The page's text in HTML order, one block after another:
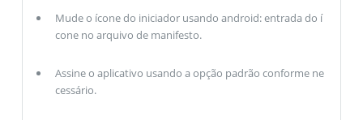
Mude o ícone do iniciador usando android: entrada do í
cone no arquivo de manifesto.
Assine o aplicativo usando a opção padrão conforme ne
cessário.